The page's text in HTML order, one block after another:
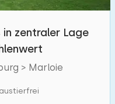
in zentraler Lage
> Marloie